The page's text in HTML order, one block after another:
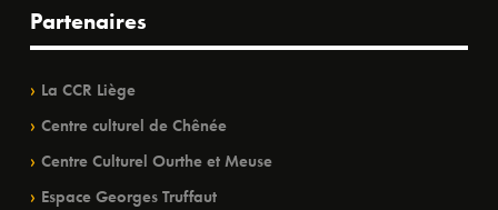
Partenaires
La CCR Liège
Centre culturel de Chênée
Centre Culturel Ourthe et Meuse
Espace Georges Truffaut